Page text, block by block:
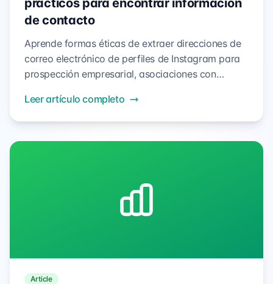
prácticos para encontrar información
de contacto
Aprende formas éticas de extraer direcciones de
correo electrónico de perfiles de Instagram para
prospección empresarial, asociaciones con
los límites de privacidad.
Leer artículo completo
Article